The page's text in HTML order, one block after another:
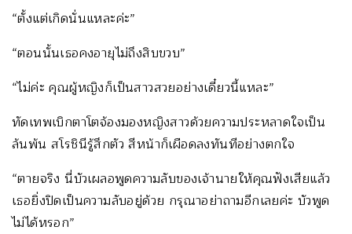
“ตั้งแต่เกิดนั่นแหละค่ะ”
“ตอนนั้นเธอคงอายุไม่ถึงสิบขวบ”
“ไม่ค่ะ คุณผู้หญิงก็เป็นสาวสวยอย่างเดี๋ยวนี้แหละ”
ทัดเทพเบิกตาโตจ้องมองหญิงสาวด้วยความประหลาดใจเป็น
ล้นพ้น สโรชินีรู้สึกตัว สีหน้าก็เผือดลงทันทีอย่างตกใจ
“ตายจริง นี่บัวเผลอพูดความลับของเจ้านายให้คุณฟังเสียแล้ว
เธอยิ่งปิดเป็นความลับอยู่ด้วย กรุณาอย่าถามอีกเลยค่ะ บัวพูด
ไม่ได้หรอก”